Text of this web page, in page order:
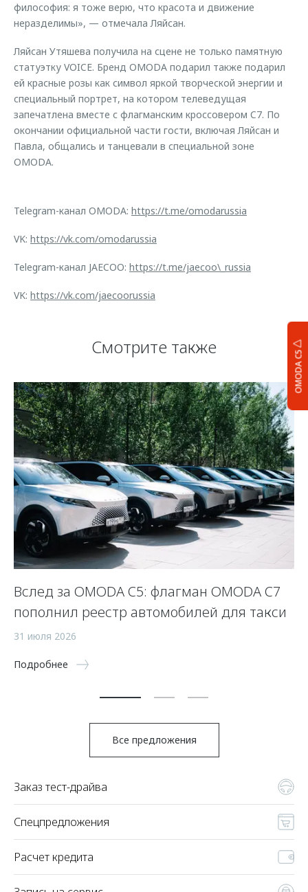
OMODA C5
философия: я тоже верю, что красота и движение
неразделимы», — отмечала Ляйсан.
Ляйсан Утяшева получила на сцене не только памятную
статуэтку VOICE. Бренд OMODA подарил также подарил
ей красные розы как символ яркой творческой энергии и
специальный портрет, на котором телеведущая
запечатлена вместе с флагманским кроссовером C7. По
окончании официальной части гости, включая Ляйсан и
Павла, общались и танцевали в специальной зоне
OMODA.
Telegram-канал OMODA: https://t.me/omodarussia
VK: https://vk.com/omodarussia
Telegram-канал JAECOO: https://t.me/jaecoo\_russia
VK: https://vk.com/jaecoorussia
Смотрите также
Вслед за OMODA C5: флагман OMODA C7
пополнил реестр автомобилей для такси
31 июля 2026
Подробнее
Все предложения
Заказ тест-драйва
Спецпредложения
Расчет кредита